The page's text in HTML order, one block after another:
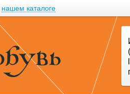
нашем каталоге